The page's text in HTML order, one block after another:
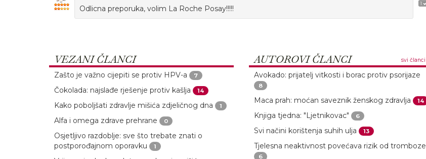
1
Odlicna preporuka, volim La Roche Posay!!!!!
VEZANI ČLANCI
Zašto je važno cijepiti se protiv HPV-a 7
Čokolada: najslađe rješenje protiv kašlja 14
Kako poboljšati zdravlje mišića zdjeličnog dna 1
Alfa i omega zdrave prehrane 0
Osjetljivo razdoblje: sve što trebate znati o
postporođajnom oporavku
1
AUTOROVI ČLANCI svi članci
Avokado: prijatelj vitkosti i borac protiv psorijaze
8
Maca prah: moćan saveznik ženskog zdravlja 14
Knjiga tjedna: "Ljetnikovac" 6
Svi načini korištenja suhih ulja 13
Tjelesna neaktivnost povećava rizik od tromboze
6